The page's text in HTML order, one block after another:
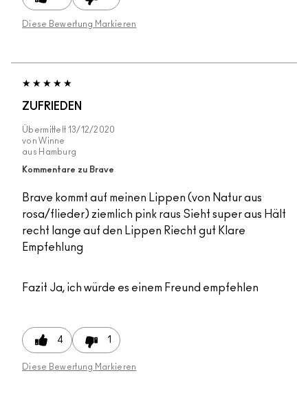
Diese Bewertung Markieren
ZUFRIEDEN
Übermittelt 13/12/2020
von Winne
aus Hamburg
Kommentare zu Brave
Brave kommt auf meinen Lippen (von Natur aus
rosa/flieder) ziemlich pink raus Sieht super aus Hält
recht lange auf den Lippen Riecht gut Klare
Empfehlung
Fazit Ja, ich würde es einem Freund empfehlen
4 1
Diese Bewertung Markieren